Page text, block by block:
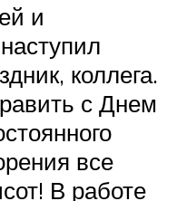
и
коллега.
с Днем
все
В работе